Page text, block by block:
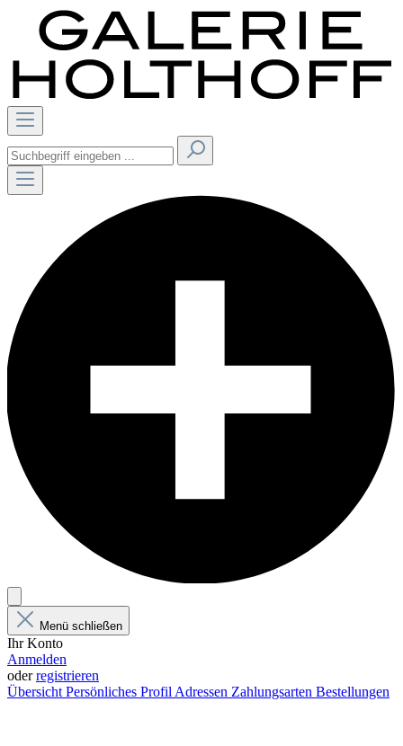
Menü schließen
Ihr Konto
Anmelden
oderregistrieren
Übersicht Persönliches Profil Adressen Zahlungsarten Bestellungen